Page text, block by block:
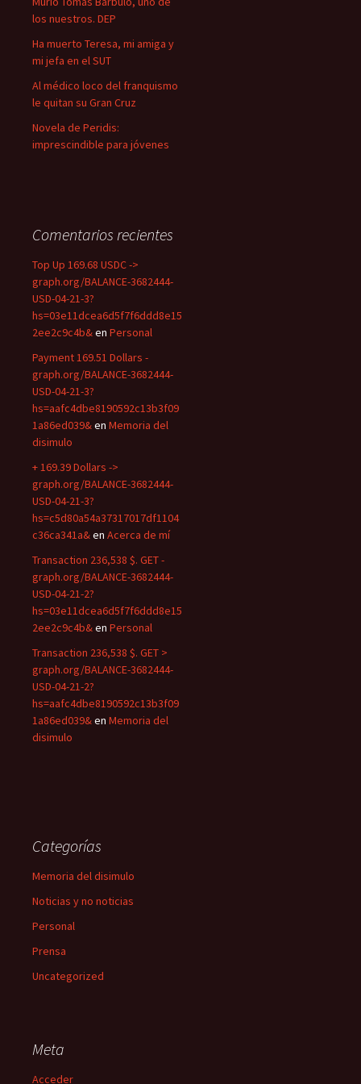
los nuestros. DEP
Ha muerto Teresa, mi amiga y
mi jefa en el SUT
Al médico loco del franquismo
le quitan su Gran Cruz
Novela de Peridis:
imprescindible para jóvenes
Comentarios recientes
Top Up 169.68 USDC ->
graph.org/BALANCE-3682444-
USD-04-21-3?
hs=03e11dcea6d5f7f6ddd8e15
2ee2c9c4b&en Personal
Payment 169.51 Dollars -
graph.org/BALANCE-3682444-
USD-04-21-3?
hs=aafc4dbe8190592c13b3f09
1a86ed039&en Memoria del
disimulo
+ 169.39 Dollars ->
graph.org/BALANCE-3682444-
USD-04-21-3?
hs=c5d80a54a37317017df1104
c36ca341a&en Acerca de mí
Transaction 236,538 $. GET -
graph.org/BALANCE-3682444-
USD-04-21-2?
hs=03e11dcea6d5f7f6ddd8e15
2ee2c9c4b&en Personal
Transaction 236,538 $. GET >
graph.org/BALANCE-3682444-
USD-04-21-2?
hs=aafc4dbe8190592c13b3f09
1a86ed039&en Memoria del
disimulo
Categorías
Memoria del disimulo
Noticias y no noticias
Personal
Prensa
Uncategorized
Meta
Acceder